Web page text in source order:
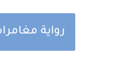
رواية